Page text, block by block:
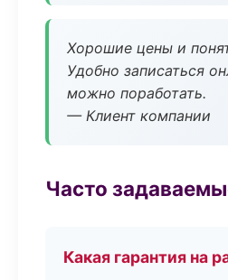
Хорошие цены и
Удобно записаться
можно поработать.
— Клиент компании
Часто
Какая гарантия на